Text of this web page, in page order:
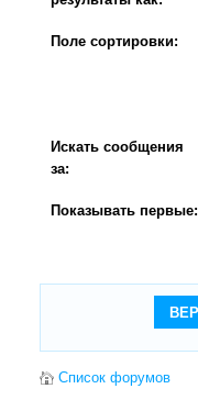
Поле сортировки:
Искать сообщения
за:
Показывать первые:
Список форумов